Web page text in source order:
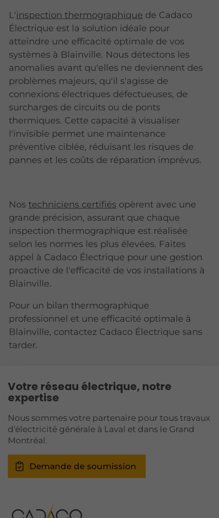
L'inspection thermographique de Cadaco
Électrique est la solution idéale pour
atteindre une efficacité optimale de vos
systèmes à Blainville. Nous détectons les
anomalies avant qu'elles ne deviennent des
problèmes majeurs, qu'il s'agisse de
connexions électriques défectueuses, de
surcharges de circuits ou de ponts
thermiques. Cette capacité à visualiser
l'invisible permet une maintenance
préventive ciblée, réduisant les risques de
pannes et les coûts de réparation imprévus.
Nostechniciens certifiés opèrent avec une
grande précision, assurant que chaque
inspection thermographique est réalisée
selon les normes les plus élevées. Faites
appel à Cadaco Électrique pour une gestion
proactive de l'efficacité de vos installations à
Blainville.
Pour un bilan thermographique
professionnel et une efficacité optimale à
Blainville, contactez Cadaco Électrique sans
tarder.
Votre réseau électrique, notre
expertise
Nous sommes votre partenaire pour tous travaux
d'électricité générale à Laval et dans le Grand
Montréal.
Demande de soumission